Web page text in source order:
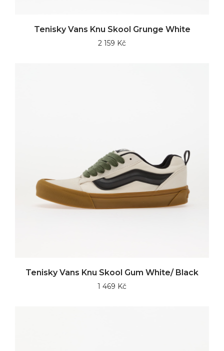
Tenisky Vans Knu Skool Grunge White
2 159 Kč
Tenisky Vans Knu Skool Gum White/ Black
1 469 Kč